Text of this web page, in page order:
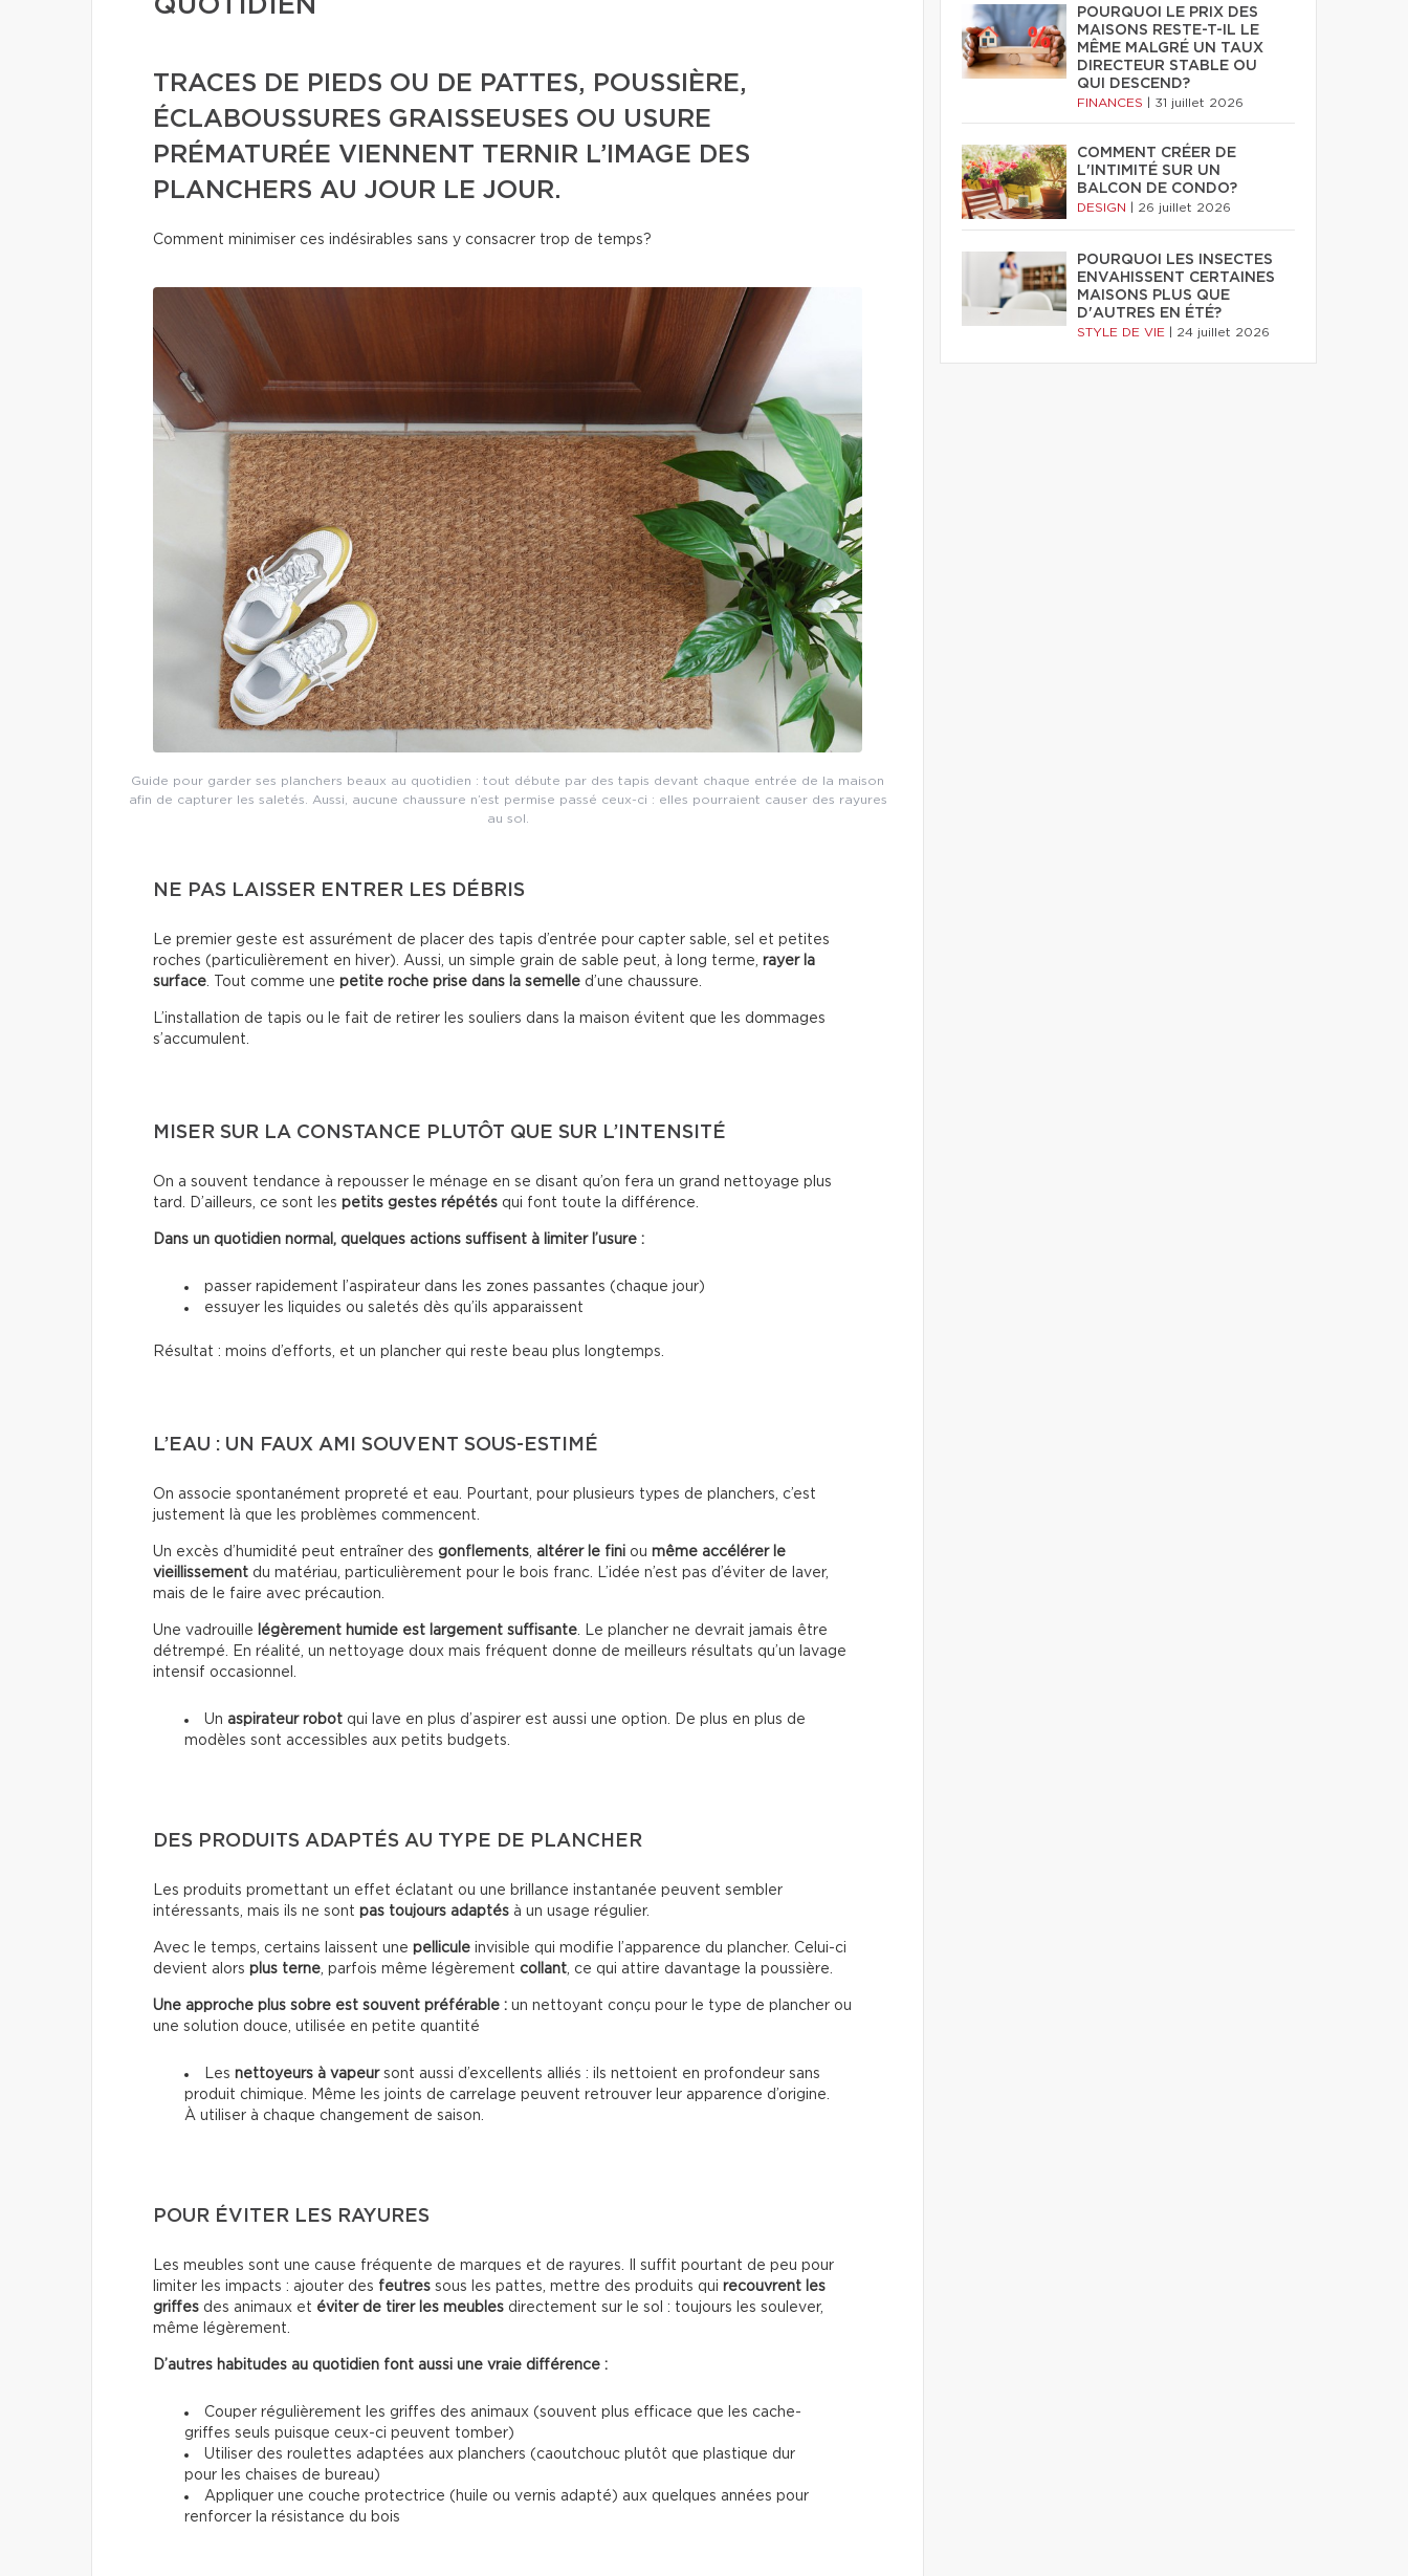
TRACES DE PIEDS OU DE PATTES, POUSSIÈRE,
ÉCLABOUSSURES GRAISSEUSES OU USURE
PRÉMATURÉE VIENNENT TERNIR L’IMAGE DES
PLANCHERS AU JOUR LE JOUR.
Comment minimiser ces indésirables sans y consacrer trop de temps?
Guide pour garder ses planchers beaux au quotidien : tout débute par des tapis devant chaque entrée de la maison
afin de capturer les saletés. Aussi, aucune chaussure n’est permise passé ceux-ci : elles pourraient causer des rayures
au sol.
NE PAS LAISSER ENTRER LES DÉBRIS
Le premier geste est assurément de placer des tapis d’entrée pour capter sable, sel et petites
roches (particulièrement en hiver). Aussi, un simple grain de sable peut, à long terme, rayer la
surface. Tout comme une petite roche prise dans la semelle d’une chaussure.
L’installation de tapis ou le fait de retirer les souliers dans la maison évitent que les dommages
s’accumulent.
MISER SUR LA CONSTANCE PLUTÔT QUE SUR L’INTENSITÉ
On a souvent tendance à repousser le ménage en se disant qu’on fera un grand nettoyage plus
tard. D’ailleurs, ce sont les petits gestes répétés qui font toute la différence.
Dans un quotidien normal, quelques actions suffisent à limiter l’usure :
passer rapidement l’aspirateur dans les zones passantes (chaque jour)
essuyer les liquides ou saletés dès qu’ils apparaissent
Résultat : moins d’efforts, et un plancher qui reste beau plus longtemps.
L’EAU : UN FAUX AMI SOUVENT SOUS-ESTIMÉ
On associe spontanément propreté et eau. Pourtant, pour plusieurs types de planchers, c’est
justement là que les problèmes commencent.
Un excès d’humidité peut entraîner des gonflements, altérer le fini ou même accélérer le
vieillissement du matériau, particulièrement pour le bois franc. L’idée n’est pas d’éviter de laver,
mais de le faire avec précaution.
Une vadrouille légèrement humide est largement suffisante. Le plancher ne devrait jamais être
détrempé. En réalité, un nettoyage doux mais fréquent donne de meilleurs résultats qu’un lavage
intensif occasionnel.
Un aspirateur robot qui lave en plus d’aspirer est aussi une option. De plus en plus de
modèles sont accessibles aux petits budgets.
DES PRODUITS ADAPTÉS AU TYPE DE PLANCHER
Les produits promettant un effet éclatant ou une brillance instantanée peuvent sembler
intéressants, mais ils ne sont pas toujours adaptés à un usage régulier.
Avec le temps, certains laissent une pellicule invisible qui modifie l’apparence du plancher. Celui-ci
devient alors plus terne, parfois même légèrement collant, ce qui attire davantage la poussière.
Une approche plus sobre est souvent préférable : un nettoyant conçu pour le type de plancher ou
une solution douce, utilisée en petite quantité
Les nettoyeurs à vapeursont aussi d’excellents alliés : ils nettoient en profondeur sans
produit chimique. Même les joints de carrelage peuvent retrouver leur apparence d’origine.
À utiliser à chaque changement de saison.
POUR ÉVITER LES RAYURES
Les meubles sont une cause fréquente de marques et de rayures. Il suffit pourtant de peu pour
limiter les impacts : ajouter des feutres sous les pattes, mettre des produits qui recouvrent les
griffes des animaux et éviter de tirer les meubles directement sur le sol : toujours les soulever,
même légèrement.
D’autres habitudes au quotidien font aussi une vraie différence :
Couper régulièrement les griffes des animaux (souvent plus efficace que les cache-
griffes seuls puisque ceux-ci peuvent tomber)
Utiliser des roulettes adaptées aux planchers (caoutchouc plutôt que plastique dur
pour les chaises de bureau)
Appliquer une couche protectrice (huile ou vernis adapté) aux quelques années pour
renforcer la résistance du bois
POURQUOI LE PRIX DES
MAISONS RESTE-T-IL LE
MÊME MALGRÉ UN TAUX
DIRECTEUR STABLE OU
QUI DESCEND?
FINANCES 31 juillet 2026
COMMENT CRÉER DE
L'INTIMITÉ SUR UN
BALCON DE CONDO?
DESIGN 26 juillet 2026
POURQUOI LES INSECTES
ENVAHISSENT CERTAINES
MAISONS PLUS QUE
D'AUTRES EN ÉTÉ?
STYLE DE VIE 24 juillet 2026